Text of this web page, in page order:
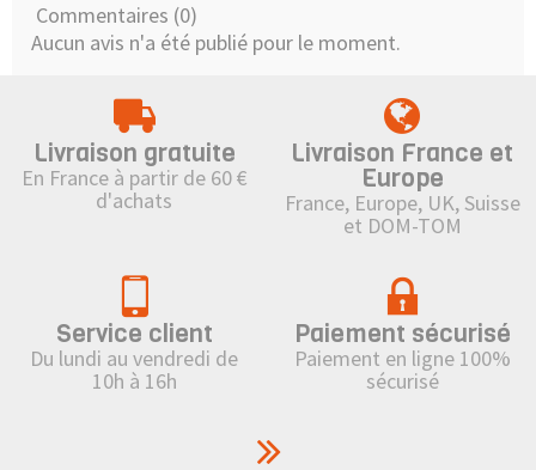
Commentaires (0)
Aucun avis n'a été publié pour le moment.
Livraison gratuite
En France à partir de 60 €
d'achats
Livraison France et
Europe
France, Europe, UK, Suisse
et DOM-TOM
Service client
Du lundi au vendredi de
10h à 16h
Paiement sécurisé
Paiement en ligne 100%
sécurisé